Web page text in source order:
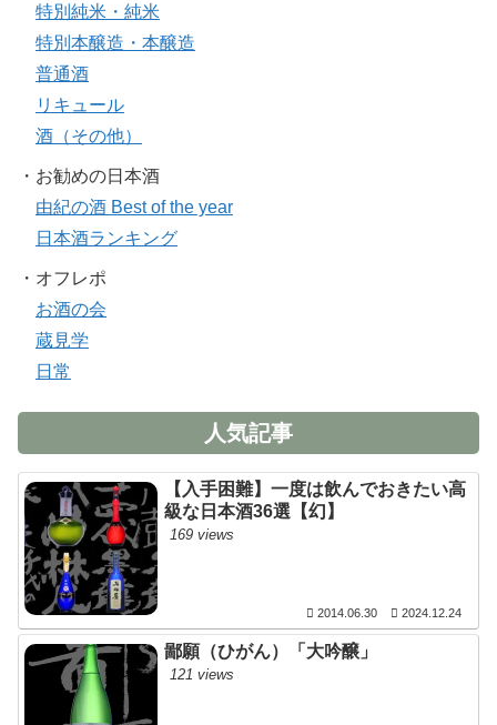
特別純米・純米
特別本醸造・本醸造
普通酒
リキュール
酒（その他）
・お勧めの日本酒
由紀の酒 Best of the year
日本酒ランキング
・オフレポ
お酒の会
蔵見学
日常
人気記事
【入手困難】一度は飲んでおきたい高
級な日本酒36選【幻】
169 views
2014.06.30 2024.12.24
鄙願（ひがん）「大吟醸」
121 views